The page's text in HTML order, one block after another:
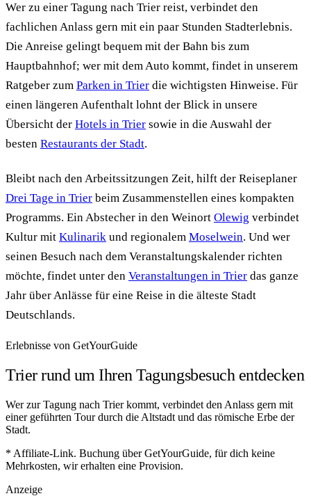
Wer zu einer Tagung nach Trier reist, verbindet den
fachlichen Anlass gern mit ein paar Stunden Stadterlebnis.
Die Anreise gelingt bequem mit der Bahn bis zum
Hauptbahnhof; wer mit dem Auto kommt, findet in unserem
Ratgeber zum Parken in Trier die wichtigsten Hinweise. Für
einen längeren Aufenthalt lohnt der Blick in unsere
Übersicht der Hotels in Trier sowie in die Auswahl der
besten Restaurants der Stadt.
Bleibt nach den Arbeitssitzungen Zeit, hilft der Reiseplaner
Drei Tage in Trier beim Zusammenstellen eines kompakten
Programms. Ein Abstecher in den Weinort Olewig verbindet
Kultur mit Kulinarik und regionalem Moselwein. Und wer
seinen Besuch nach dem Veranstaltungskalender richten
möchte, findet unter den Veranstaltungen in Trier das ganze
Jahr über Anlässe für eine Reise in die älteste Stadt
Deutschlands.
Erlebnisse von GetYourGuide
Trier rund um Ihren Tagungsbesuch entdecken
Wer zur Tagung nach Trier kommt, verbindet den Anlass gern mit
einer geführten Tour durch die Altstadt und das römische Erbe der
Stadt.
* Affiliate-Link. Buchung über GetYourGuide, für dich keine
Mehrkosten, wir erhalten eine Provision.
Anzeige